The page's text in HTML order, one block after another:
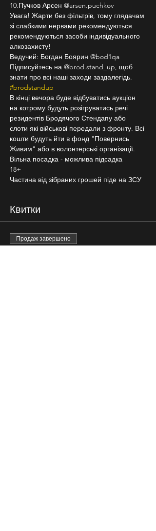
10.Пучков Арсен @arsen.puchkov
Увага! Жарти без фільтрів, тому глядачам
зі слабкими нервами рекомендуються
рекомендуються засоби індивідуального
алкозахисту!
Ведучий: Богдан Боярин @bod1qa
Підписуйтесь на @brod.stand_up, щоб
знати про всі наші заходи заздалегідь.
#brodstandup
В кінці вечора буде відбуватись аукціон
на котрому будуть розігруватись речі
резидентів Бродячого Стендапу або
слоти які військові передали з фронту. Всі
кошти будуть йти в фонд "Повернись
Живим" або в волонтерські організації.
Вільна посадка - можлива підсадка
18+
Частина від зібраних грошей піде на ЗСУ
Квитки
Продаж завершено